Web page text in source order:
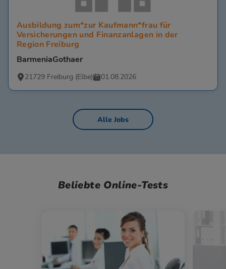
Ausbildung zum*zur Kaufmann*frau für
Versicherungen und Finanzanlagen in der
Region Freiburg
BarmeniaGothaer
21729 Freiburg (Elbe) 01.08.2026
Alle Jobs
Beliebte Online-Tests